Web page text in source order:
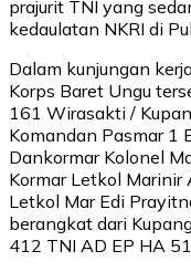
prajurit TNI yang
kedaulatan NKRI di
Dalam kunjungan
Korps Baret Ungu
161 Wirasakti /
Komandan Pasmar 1
Dankormar Kolonel
Kormar Letkol Marinir
Letkol Mar Edi
berangkat dari
412 TNI AD EP HA